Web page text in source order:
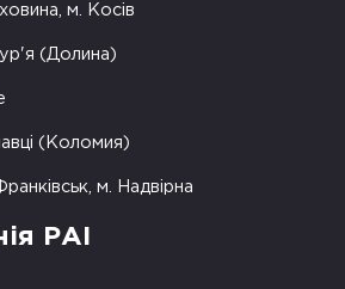
м. Косів
(Долина)
(Коломия)
м. Надвірна
РАІ